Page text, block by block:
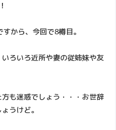
から、今回で8樽目。
ろいろ近所や妻の従姉妹や友
も迷惑でしょう・・・お世辞
うけど。